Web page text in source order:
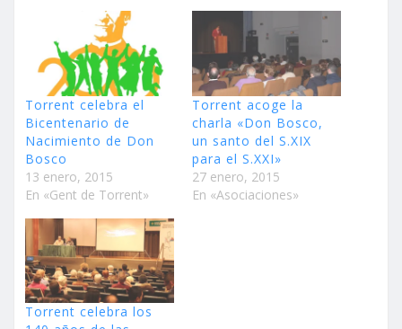
Torrent celebra el
Bicentenario de
Nacimiento de Don
Bosco
13 enero, 2015
En «Gent de Torrent»
Torrent acoge la
charla «Don Bosco,
un santo del S.XIX
para el S.XXI»
27 enero, 2015
En «Asociaciones»
Torrent celebra los